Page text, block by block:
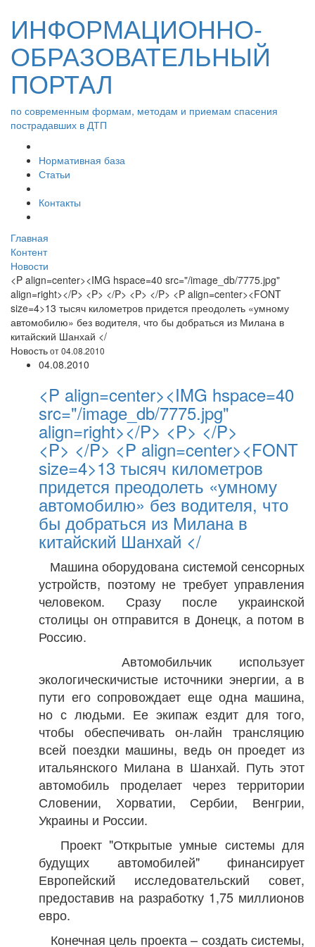
ИНФОРМАЦИОННО-
ОБРАЗОВАТЕЛЬНЫЙ
ПОРТАЛ
по современным формам, методам и приемам спасения
пострадавших в ДТП
Нормативная база
Статьи
Контакты
Главная
Контент
Новости
<P align=center><IMG hspace=40 src="/image_db/7775.jpg"
align=right></P> <P> </P> <P> </P> <P align=center><FONT
size=4>13 тысяч километров придется преодолеть «умному
автомобилю» без водителя, что бы добраться из Милана в
китайский Шанхай </
Новостьот 04.08.2010
04.08.2010
<P align=center><IMG hspace=40
src="/image_db/7775.jpg"
align=right></P> <P> </P>
<P> </P> <P align=center><FONT
size=4>13 тысяч километров
придется преодолеть «умному
автомобилю» без водителя, что
бы добраться из Милана в
китайский Шанхай </
Машина оборудована системой сенсорных
устройств, поэтому не требует управления
человеком. Сразу после украинской
столицы он отправится в Донецк, а потом в
Россию.
Автомобильчик использует
экологическичистые источники энергии, а в
пути его сопровождает еще одна машина,
но с людьми. Ее экипаж ездит для того,
чтобы обеспечивать он-лайн трансляцию
всей поездки машины, ведь он проедет из
итальянского Милана в Шанхай. Путь этот
автомобиль проделает через территории
Словении, Хорватии, Сербии, Венгрии,
Украины и России.
Проект "Открытые умные системы для
будущих автомобилей" финансирует
Европейский исследовательский совет,
предоставив на разработку 1,75 миллионов
евро.
Конечная цель проекта – создать системы,